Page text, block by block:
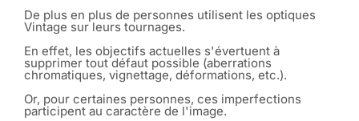
De plus en plus de personnes utilisent les optiques
Vintage sur leurs tournages.
En effet, les objectifs actuelles s'évertuent à
supprimer tout défaut possible (aberrations
chromatiques, vignettage, déformations, etc.).
Or, pour certaines personnes, ces imperfections
participent au caractère de l'image.